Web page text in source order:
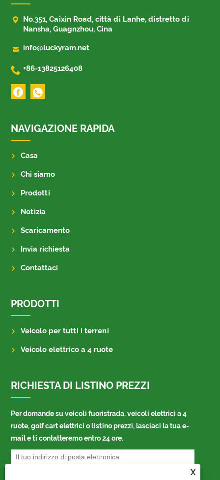
X

No.351, Caixin Road, città di Lanhe, distretto di
Nansha, Guagnzhou, Cina
 info@luckyram.net
 +86-13825126408
NAVIGAZIONE RAPIDA
Casa
Chi siamo
Prodotti
Notizia
Scaricamento
Invia richiesta
Contattaci
PRODOTTI
Veicolo per tutti i terreni
Veicolo elettrico a 4 ruote
RICHIESTA DI LISTINO PREZZI
Per domande su veicoli fuoristrada, veicoli elettrici a 4
ruote, golf cart elettrici o listino prezzi, lasciaci la tua e-
mail e ti contatteremo entro 24 ore.